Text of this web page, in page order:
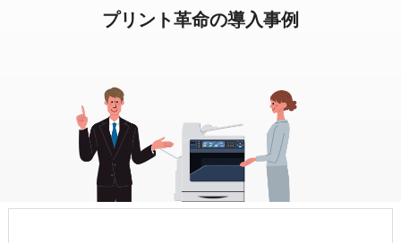
プリント革命の導入事例